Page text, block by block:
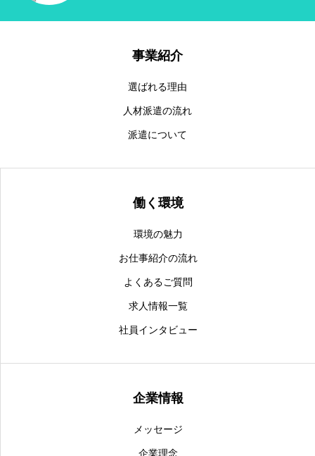
株式会社フロンティア
E-mail：info@frontier2015.com
事業紹介
選ばれる理由
人材派遣の流れ
派遣について
働く環境
環境の魅力
お仕事紹介の流れ
よくあるご質問
求人情報一覧
社員インタビュー
企業情報
メッセージ
企業理念